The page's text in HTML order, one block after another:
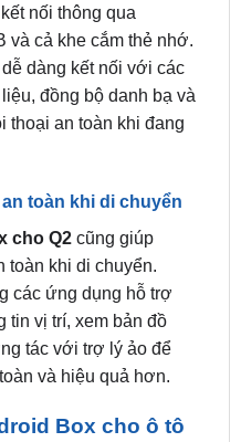
dàng kết nối với các
đồng bộ danh bạ và
thoại an toàn khi đang
toàn khi di chuyển
toàn khi di chuyển.
các ứng dụng hỗ trợ
vị trí, xem bản đồ
tác với trợ lý ảo để
và hiệu quả hơn.
Box cho ô tô